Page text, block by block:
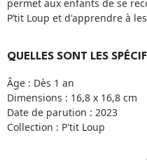
permet aux enfants de se
P’tit Loup et d'apprendre à
QUELLES SONT LES
Âge : Dès 1 an
Dimensions : 16,8 x 16,8 cm
Date de parution : 2023
Collection : P'tit Loup